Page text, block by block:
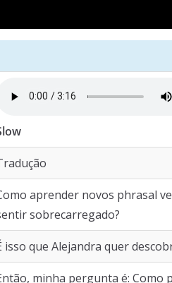
aprender novos phrasal
sobrecarregado?
isso que Alejandra quer
minha pergunta é: Como